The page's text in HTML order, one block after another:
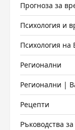
Прогноза за
Психология и
Психология на
Регионални
Регионални |
Рецепти
Ръководства